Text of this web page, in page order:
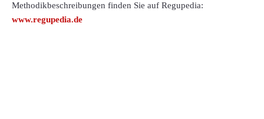
Methodikbeschreibungen finden Sie auf Regupedia:
www.regupedia.de